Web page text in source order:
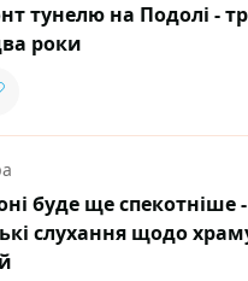
тунелю на Подолі -
роки
буде ще спекотніше
слухання щодо